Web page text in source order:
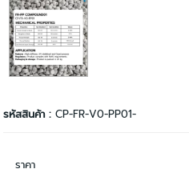
รหัสสินค้า :CP-FR-V0-PP01-
ราคา